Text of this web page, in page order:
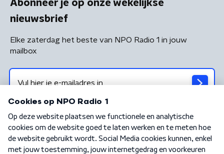
Abonneer je op onze wekelijkse
nieuwsbrief
Elke zaterdag het beste van NPO Radio 1 in jouw
mailbox
Algemene voorwaarden